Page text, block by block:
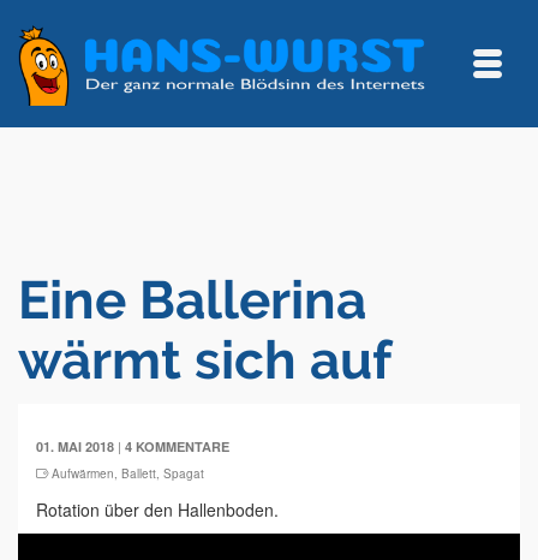
Eine Ballerina
wärmt sich auf
01. MAI 2018 | 4 KOMMENTARE
Aufwärmen, Ballett, Spagat
Rotation über den Hallenboden.